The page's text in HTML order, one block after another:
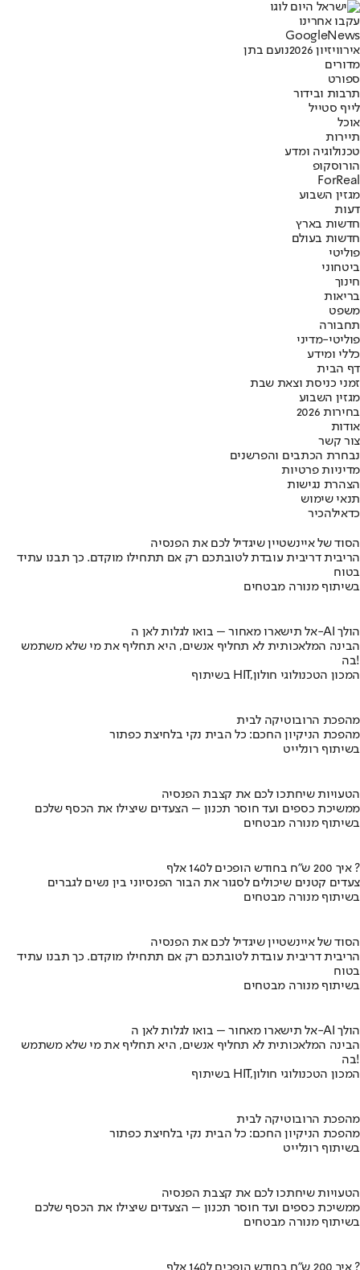
עקבו אחרינו
Googl eNews
אירוויזיון 2026
נועם בתן
מדורים
ספורט
תרבות ובידור
לייף סטייל
אוכל
תיירות
טכנולוגיה ומדע
הורוסקופ
ForReal
מגזין השבוע
דעות
חדשות בארץ
חדשות בעולם
פוליטי
ביטחוני
חינוך
בריאות
משפט
תחבורה
פוליטי-מדיני
כללי ומידע
דף הבית
זמני כניסת וצאת שבת
מגזין השבוע
בחירות 2026
אודות
צור קשר
נבחרת הכתבים והפרשנים
מדיניות פרטיות
הצהרת נגישות
תנאי שימוש
כדאילהכיר
הסוד של איינשטיין שיגדיל לכם את הפנסיה
הריבית דריבית עובדת לטובתכם רק אם תתחילו מוקדם. כך תבנו עתיד
בטוח
בשיתוף מנורה מבטחים
אל תישארו מאחור – בואו לגלות לאן ה-AI הולך
הבינה המלאכותית לא תחליף אנשים, היא תחליף את מי שלא משתמש
בה!
בשיתוף HIT,המכון הטכנולוגי חולון
מהפכת הרובוטיקה לבית
מהפכת הניקיון החכם: כל הבית נקי בלחיצת כפתור
בשיתוף רונלייט
הטעויות שיחתכו לכם את קצבת הפנסיה
ממשיכת כספים ועד חוסר תכנון – הצעדים שיצילו את הכסף שלכם
בשיתוף מנורה מבטחים
איך 200 ש"ח בחודש הופכים ל140 אלף ?
צעדים קטנים שיכולים לסגור את הבור הפנסיוני בין נשים לגברים
בשיתוף מנורה מבטחים
הסוד של איינשטיין שיגדיל לכם את הפנסיה
הריבית דריבית עובדת לטובתכם רק אם תתחילו מוקדם. כך תבנו עתיד
בטוח
בשיתוף מנורה מבטחים
אל תישארו מאחור – בואו לגלות לאן ה-AI הולך
הבינה המלאכותית לא תחליף אנשים, היא תחליף את מי שלא משתמש
בה!
בשיתוף HIT,המכון הטכנולוגי חולון
מהפכת הרובוטיקה לבית
מהפכת הניקיון החכם: כל הבית נקי בלחיצת כפתור
בשיתוף רונלייט
הטעויות שיחתכו לכם את קצבת הפנסיה
ממשיכת כספים ועד חוסר תכנון – הצעדים שיצילו את הכסף שלכם
בשיתוף מנורה מבטחים